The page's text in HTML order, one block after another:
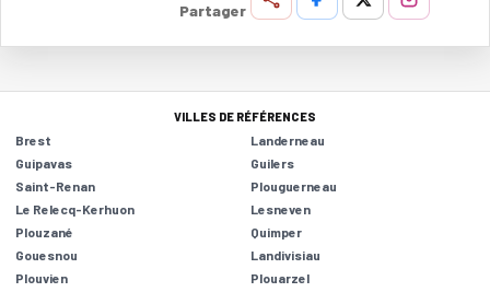
Partager
VILLES DE RÉFÉRENCES
Brest
Landerneau
Guipavas
Guilers
Saint-Renan
Plouguerneau
Le Relecq-Kerhuon
Lesneven
Plouzané
Quimper
Gouesnou
Landivisiau
Plouvien
Plouarzel